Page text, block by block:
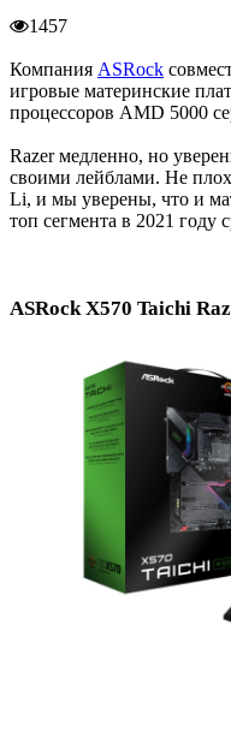
1457
Компания ASRock
игровые материнские
процессоров AMD 5000
Razer медленно, но
своими лейблами. Не
Li, и мы уверены, что и
топ сегмента в 2021 году
ASRock X570 Taichi